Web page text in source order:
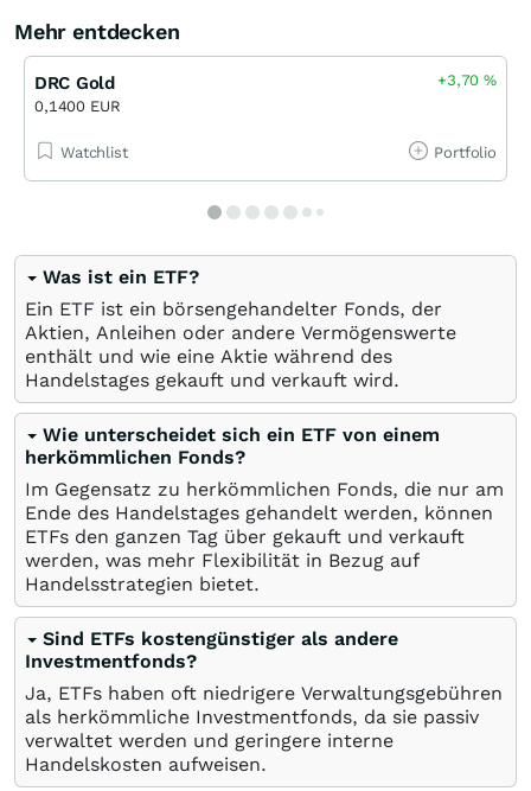
Mehr entdecken
DRC Gold
0,1400 EUR
+3,70%
Watchlist Portfolio
Was ist ein ETF?
Ein ETF ist ein börsengehandelter Fonds, der
Aktien, Anleihen oder andere Vermögenswerte
enthält und wie eine Aktie während des
Handelstages gekauft und verkauft wird.
Wie unterscheidet sich ein ETF von einem
herkömmlichen Fonds?
Im Gegensatz zu herkömmlichen Fonds, die nur am
Ende des Handelstages gehandelt werden, können
ETFs den ganzen Tag über gekauft und verkauft
werden, was mehr Flexibilität in Bezug auf
Handelsstrategien bietet.
Sind ETFs kostengünstiger als andere
Investmentfonds?
Ja, ETFs haben oft niedrigere Verwaltungsgebühren
als herkömmliche Investmentfonds, da sie passiv
verwaltet werden und geringere interne
Handelskosten aufweisen.